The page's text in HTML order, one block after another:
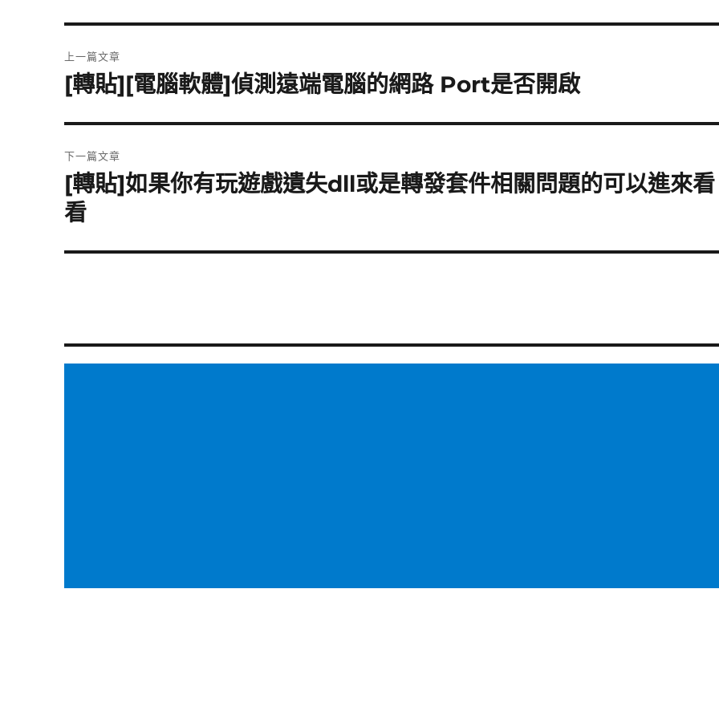
章
上一篇文章
上
篇
章:
[轉貼][電腦軟體]偵測遠端電腦的網路 Port是否開啟
下一篇文章
下
一
篇
文
[轉貼]如果你有玩遊戲遺失dll或是轉發套件相關問題的可以進來看
看